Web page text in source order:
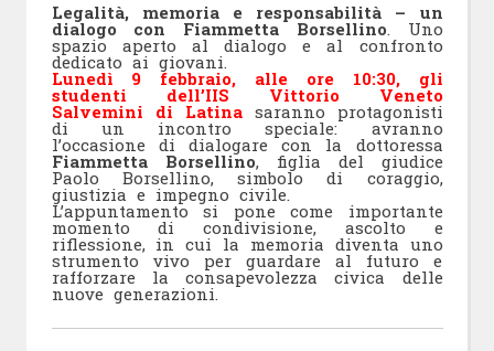
Legalità, memoria e responsabilità – un
dialogo con Fiammetta Borsellino. Uno
spazio aperto al dialogo e al confronto
dedicato ai giovani.
Lunedì 9 febbraio, alle ore 10:30, gli
studenti dell’IIS Vittorio Veneto
Salvemini di Latinasaranno protagonisti
di un incontro speciale: avranno
l’occasione di dialogare con la dottoressa
Fiammetta Borsellino, figlia del giudice
Paolo Borsellino, simbolo di coraggio,
giustizia e impegno civile.
L’appuntamento si pone come importante
momento di condivisione, ascolto e
riflessione, in cui la memoria diventa uno
strumento vivo per guardare al futuro e
rafforzare la consapevolezza civica delle
nuove generazioni.